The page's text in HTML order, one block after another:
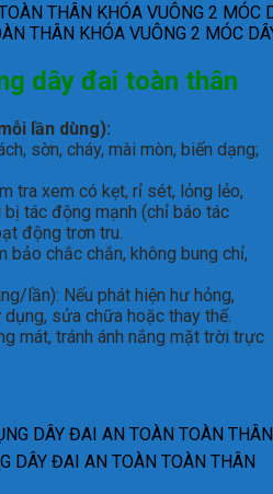
THÂN KHÓA VUÔNG 2 MÓC
dây đai toàn thân
lần dùng):
sờn, cháy, mài mòn, biến dạng;
tra xem có kẹt, rỉ sét, lỏng lẻo,
tác động mạnh (chỉ báo tác
động trơn tru.
bảo chắc chắn, không bung chỉ,
lần): Nếu phát hiện hư hỏng,
sửa chữa hoặc thay thế.
mát, tránh ánh nắng mặt trời trực
DÂY ĐAI AN TOÀN TOÀN THÂN